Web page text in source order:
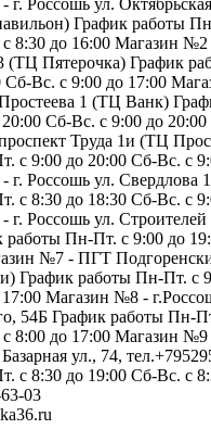
г. Россошь ул.
График работы
8:30 до 16:00 Магазин №2
(ТЦ Пятерочка) График
Сб-Вс. с 9:00 до 17:00
1 (ТЦ Ванк)
Сб-Вс. с 9:00 до
Труда 1и (ТЦ
с 9:00 до 20:00 Сб-Вс. с
Россошь ул. Свердлова
с 8:30 до 18:30 Сб-Вс. с
г. Россошь ул.
работы Пн-Пт. с 9:00 до
№7 - ПГТ
График работы Пн-Пт. с
Магазин №8 -
54Б График работы Пн-
8:00 до 17:00 Магазин №9
ул., 74,
с 8:30 до 19:00 Сб-Вс. с
03